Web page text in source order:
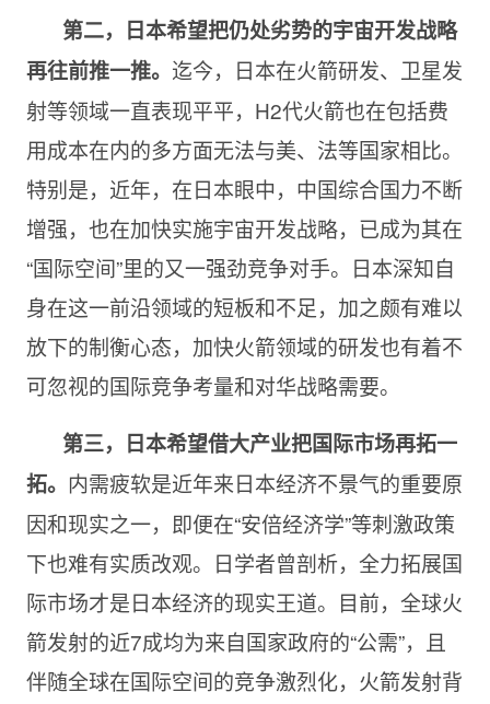
第二，日本希望把仍处劣势的宇宙开发战略
再往前推一推。 迄今，日本在火箭研发、卫星发
射等领域一直表现平平，H2代火箭也在包括费
用成本在内的多方面无法与美、法等国家相比。
特别是，近年，在日本眼中，中国综合国力不断
增强，也在加快实施宇宙开发战略，已成为其在
“国际空间”里的又一强劲竞争对手。日本深知自
身在这一前沿领域的短板和不足，加之颇有难以
放下的制衡心态，加快火箭领域的研发也有着不
可忽视的国际竞争考量和对华战略需要。
第三，日本希望借大产业把国际市场再拓一
拓。 内需疲软是近年来日本经济不景气的重要原
因和现实之一，即便在“安倍经济学”等刺激政策
下也难有实质改观。日学者曾剖析，全力拓展国
际市场才是日本经济的现实王道。目前，全球火
箭发射的近7成均为来自国家政府的“公需”，且
伴随全球在国际空间的竞争激烈化，火箭发射背